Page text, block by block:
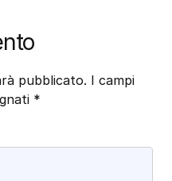
pubblicato. I campi
*